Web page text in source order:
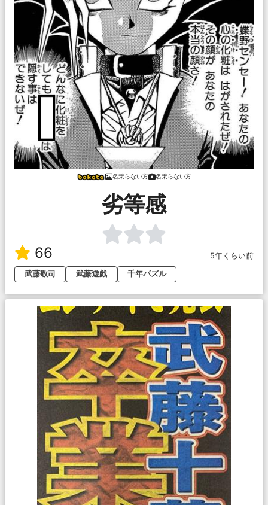
名乗らない方 名乗らない方
劣等感
66
5年くらい前
武藤敬司
武藤遊戯 千年パズル